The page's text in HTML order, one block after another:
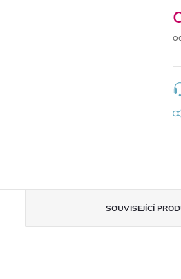
SOUVISEJÍCÍ